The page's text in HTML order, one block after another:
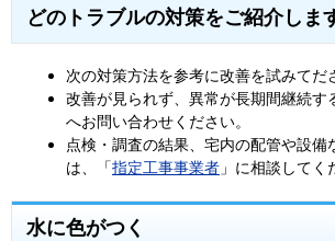
どのトラブルの対策をご紹介しま
次の対策方法を参考に改善を試みてだ
改善が見られず、異常が長期間継続す
へお問い合わせください。
点検・調査の結果、宅内の配管や設備
は、「指定工事事業者 」に相談してく
水に色がつく